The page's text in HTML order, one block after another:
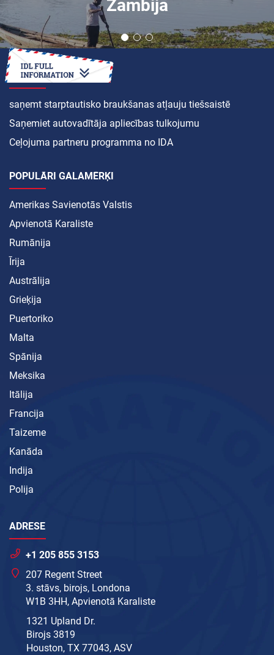
Zambijā
KĀ
saņemt starptautisko braukšanas atļauju tiešsaistē
Saņemiet autovadītāja apliecības tulkojumu
Ceļojuma partneru programma no IDA
POPULĀRI GALAMĒRĶI
Amerikas Savienotās Valstis
Apvienotā Karaliste
Rumānija
Īrija
Austrālija
Grieķija
Puertoriko
Malta
Spānija
Meksika
Itālija
Francija
Taizeme
Kanāda
Indija
Polija
ADRESE
+1 205 855 3153
207 Regent Street
3. stāvs, birojs, Londona
W1B 3HH, Apvienotā Karaliste
1321 Upland Dr.
Birojs 3819
Houston, TX 77043, ASV